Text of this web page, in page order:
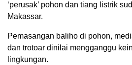
‘perusak’ pohon dan tiang listrik
Makassar.
Pemasangan baliho di pohon,
dan trotoar dinilai mengganggu
lingkungan.